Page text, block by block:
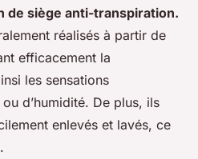
de siège anti-transpiration.
réalisés à partir de
efficacement la
les sensations
d’humidité. De plus, ils
enlevés et lavés, ce